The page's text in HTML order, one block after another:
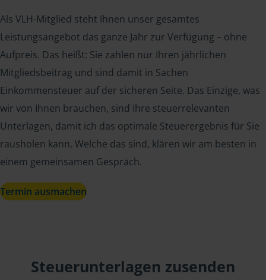
Als VLH-Mitglied steht Ihnen unser gesamtes
Leistungsangebot das ganze Jahr zur Verfügung – ohne
Aufpreis. Das heißt: Sie zahlen nur Ihren jährlichen
Mitgliedsbeitrag und sind damit in Sachen
Einkommensteuer auf der sicheren Seite. Das Einzige, was
wir von Ihnen brauchen, sind Ihre steuerrelevanten
Unterlagen, damit ich das optimale Steuerergebnis für Sie
rausholen kann. Welche das sind, klären wir am besten in
einem gemeinsamen Gespräch.
Termin ausmachen
Steuerunterlagen zusenden